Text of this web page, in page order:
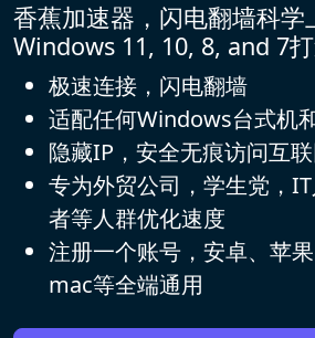
香蕉加速器，闪电翻墙科学
Windows 11, 10, 8, and 7
极速连接，闪电翻墙
适配任何Windows台式机
隐藏IP，安全无痕访问互
专为外贸公司，学生党，
者等人群优化速度
注册一个账号，安卓、苹
mac等全端通用